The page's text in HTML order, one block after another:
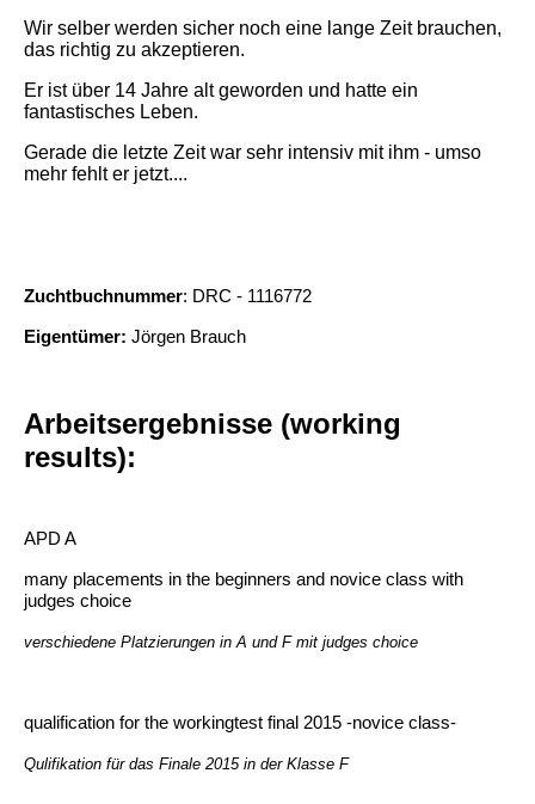
Wir selber werden sicher noch eine lange Zeit brauchen,
das richtig zu akzeptieren.
Er ist über 14 Jahre alt geworden und hatte ein
fantastisches Leben.
Gerade die letzte Zeit war sehr intensiv mit ihm - umso
mehr fehlt er jetzt....
Zuchtbuchnummer: DRC - 1116772
Eigentümer: Jörgen Brauch
Arbeitsergebnisse (working
results):
APD A
many placements in the beginners and novice class with
judges choice
verschiedene Platzierungen in A und F mit judges choice
qualification for the workingtest final 2015 -novice class-
Qulifikation für das Finale 2015 in der Klasse F